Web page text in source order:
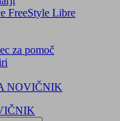
FreeStyle Libre
za pomoč
NOVIČNIK